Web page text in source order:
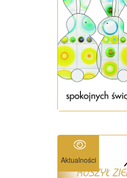
Aktualności